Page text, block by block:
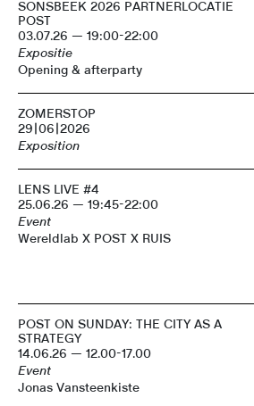
SONSBEEK 2026 PARTNERLOCATIE
POST
03.07.26 — 19:00-22:00
Expositie
Opening & afterparty
ZOMERSTOP
29|06|2026
Exposition
LENS LIVE #4
25.06.26 — 19:45-22:00
Event
Wereldlab X POST X RUIS
POST ON SUNDAY: THE CITY AS A
STRATEGY
14.06.26 — 12.00-17.00
Event
Jonas Vansteenkiste